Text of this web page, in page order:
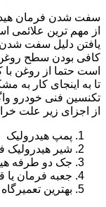
سفت شدن فرمان
از مهم ترین
یافتن دلیل سفت شدن
کافی بودن سطح روغن
است حتما از روغن
تا به اینجای کار به
تکنسین فنی خودرو
از اجزای زیر علت
پمپ هیدرولیک
شیر
جک دو طرفه
جعبه فرمان
بهترین